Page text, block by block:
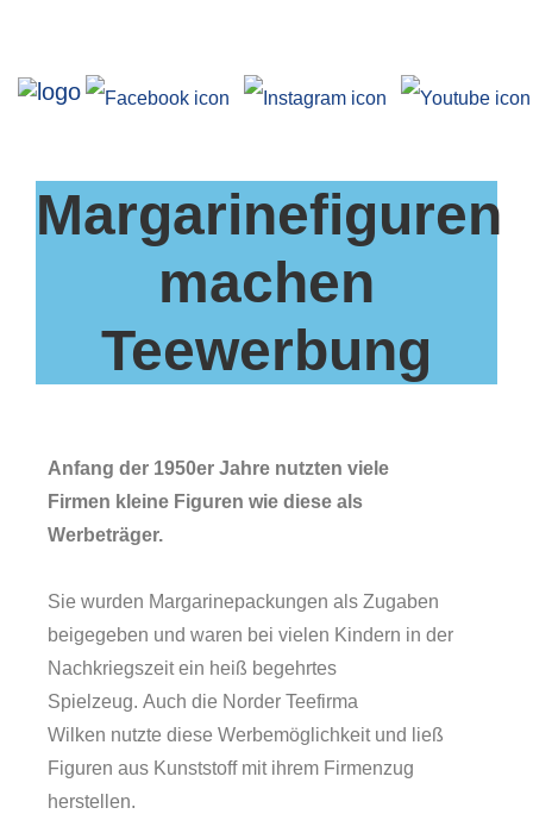
Forschung
Über uns
Service
Veranstaltungen
Margarinefiguren
machen
Teewerbung
Anfang der 1950er Jahre nutzten viele
Firmen kleine Figuren wie diese als
Werbeträger.
Sie wurden Margarinepackungen als Zugaben
beigegeben und waren bei vielen Kindern in der
Nachkriegszeit ein heiß begehrtes
Spielzeug. Auch die Norder Teefirma
Wilken nutzte diese Werbemöglichkeit und ließ
Figuren aus Kunststoff mit ihrem Firmenzug
herstellen.